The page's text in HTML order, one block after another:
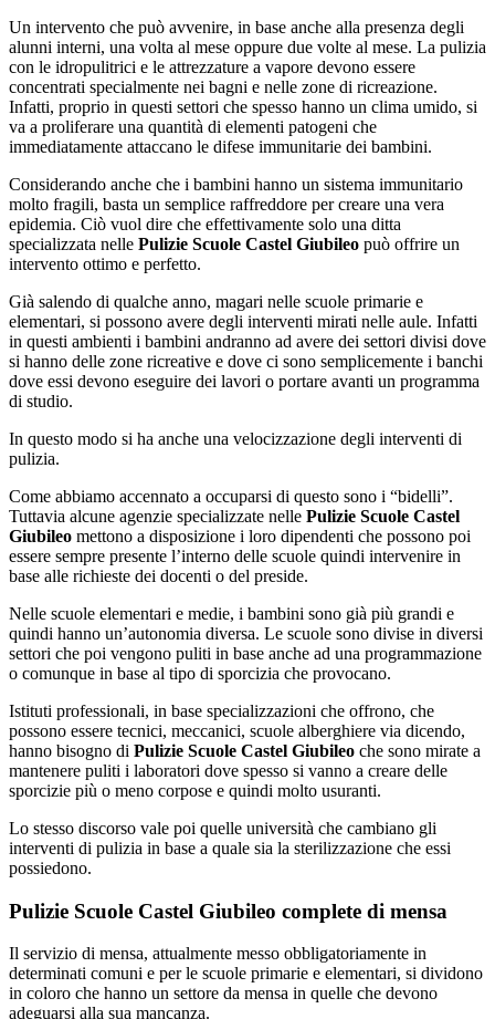
Un intervento che può avvenire, in base anche alla presenza degli
alunni interni, una volta al mese oppure due volte al mese. La pulizia
con le idropulitrici e le attrezzature a vapore devono essere
concentrati specialmente nei bagni e nelle zone di ricreazione.
Infatti, proprio in questi settori che spesso hanno un clima umido, si
va a proliferare una quantità di elementi patogeni che
immediatamente attaccano le difese immunitarie dei bambini.
Considerando anche che i bambini hanno un sistema immunitario
molto fragili, basta un semplice raffreddore per creare una vera
epidemia. Ciò vuol dire che effettivamente solo una ditta
specializzata nelle Pulizie Scuole Castel Giubileo può offrire un
intervento ottimo e perfetto.
Già salendo di qualche anno, magari nelle scuole primarie e
elementari, si possono avere degli interventi mirati nelle aule. Infatti
in questi ambienti i bambini andranno ad avere dei settori divisi dove
si hanno delle zone ricreative e dove ci sono semplicemente i banchi
dove essi devono eseguire dei lavori o portare avanti un programma
di studio.
In questo modo si ha anche una velocizzazione degli interventi di
pulizia.
Come abbiamo accennato a occuparsi di questo sono i “bidelli”.
Tuttavia alcune agenzie specializzate nelle Pulizie Scuole Castel
Giubileo mettono a disposizione i loro dipendenti che possono poi
essere sempre presente l’interno delle scuole quindi intervenire in
base alle richieste dei docenti o del preside.
Nelle scuole elementari e medie, i bambini sono già più grandi e
quindi hanno un’autonomia diversa. Le scuole sono divise in diversi
settori che poi vengono puliti in base anche ad una programmazione
o comunque in base al tipo di sporcizia che provocano.
Istituti professionali, in base specializzazioni che offrono, che
possono essere tecnici, meccanici, scuole alberghiere via dicendo,
hanno bisogno di Pulizie Scuole Castel Giubileo che sono mirate a
mantenere puliti i laboratori dove spesso si vanno a creare delle
sporcizie più o meno corpose e quindi molto usuranti.
Lo stesso discorso vale poi quelle università che cambiano gli
interventi di pulizia in base a quale sia la sterilizzazione che essi
possiedono.
Pulizie Scuole Castel Giubileo complete di mensa
Il servizio di mensa, attualmente messo obbligatoriamente in
determinati comuni e per le scuole primarie e elementari, si dividono
in coloro che hanno un settore da mensa in quelle che devono
adeguarsi alla sua mancanza.